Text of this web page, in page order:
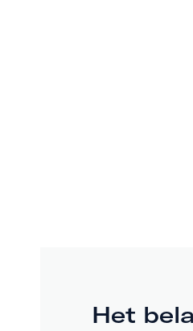
Het